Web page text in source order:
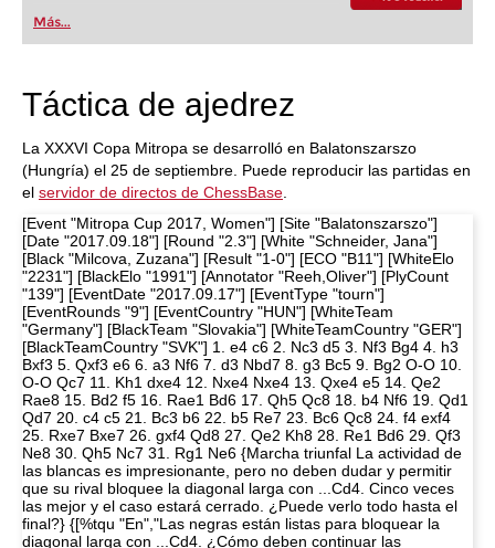
Más...
Táctica de ajedrez
La XXXVI Copa Mitropa se desarrolló en Balatonszarszo
(Hungría) el 25 de septiembre. Puede reproducir las partidas en
el servidor de directos de ChessBase
[Event "Mitropa Cup 2017, Women"] [Site "Balatonszarszo"]
[Date "2017.09.18"] [Round "2.3"] [White "Schneider, Jana"]
[Black "Milcova, Zuzana"] [Result "1-0"] [ECO "B11"] [WhiteElo
"2231"] [BlackElo "1991"] [Annotator "Reeh,Oliver"] [PlyCount
"139"] [EventDate "2017.09.17"] [EventType "tourn"]
[EventRounds "9"] [EventCountry "HUN"] [WhiteTeam
"Germany"] [BlackTeam "Slovakia"] [WhiteTeamCountry "GER"]
[BlackTeamCountry "SVK"] 1. e4 c6 2. Nc3 d5 3. Nf3 Bg4 4. h3
Bxf3 5. Qxf3 e6 6. a3 Nf6 7. d3 Nbd7 8. g3 Bc5 9. Bg2 O-O 10.
O-O Qc7 11. Kh1 dxe4 12. Nxe4 Nxe4 13. Qxe4 e5 14. Qe2
Rae8 15. Bd2 f5 16. Rae1 Bd6 17. Qh5 Qc8 18. b4 Nf6 19. Qd1
Qd7 20. c4 c5 21. Bc3 b6 22. b5 Re7 23. Bc6 Qc8 24. f4 exf4
25. Rxe7 Bxe7 26. gxf4 Qd8 27. Qe2 Kh8 28. Re1 Bd6 29. Qf3
Ne8 30. Qh5 Nc7 31. Rg1 Ne6 {Marcha triunfal La actividad de
las blancas es impresionante, pero no deben dudar y permitir
que su rival bloquee la diagonal larga con ...Cd4. Cinco veces
las mejor y el caso estará cerrado. ¿Puede verlo todo hasta el
final?} {[%tqu "En","Las negras están listas para bloquear la
diagonal larga con ...Cd4. ¿Cómo deben continuar las